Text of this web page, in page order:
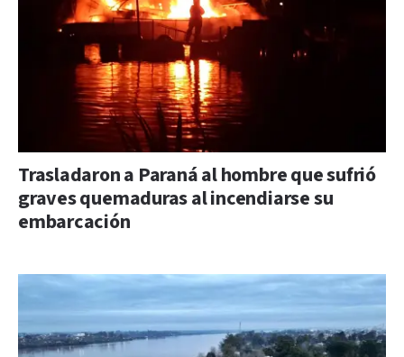
Trasladaron a Paraná al hombre que sufrió
graves quemaduras al incendiarse su
embarcación